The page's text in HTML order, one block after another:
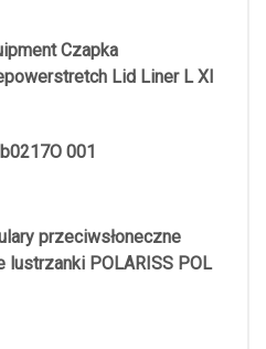
Czapka
Lid Liner L Xl
001
przeciwsłoneczne
lustrzanki POLARISS POL